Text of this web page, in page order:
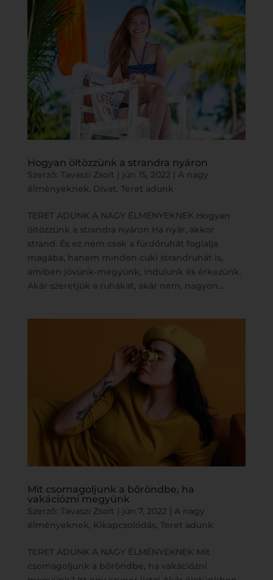
Hogyan öltözzünk a strandra nyáron
Szerző: Tavaszi Zsolt jún 15, 2022
A nagy
élményeknek, Divat, Teret adunk
TERET ADUNK A NAGY ÉLMÉNYEKNEK Hogyan
öltözzünk a strandra nyáron Ha nyár, akkor
strand. És ez nem csak a fürdőruhát foglalja
magába, hanem minden cuki strandruhát is,
amiben jövünk-megyünk, indulunk és érkezünk.
Akár szeretjük a ruhákat, akár nem, nagyon...
Mit csomagoljunk a bőröndbe, ha
vakációzni megyünk
Szerző: Tavaszi Zsolt jún 7, 2022
A nagy
élményeknek, Kikapcsolódás, Teret adunk
TERET ADUNK A NAGY ÉLMÉNYEKNEK Mit
csomagoljunk a bőröndbe, ha vakációzni